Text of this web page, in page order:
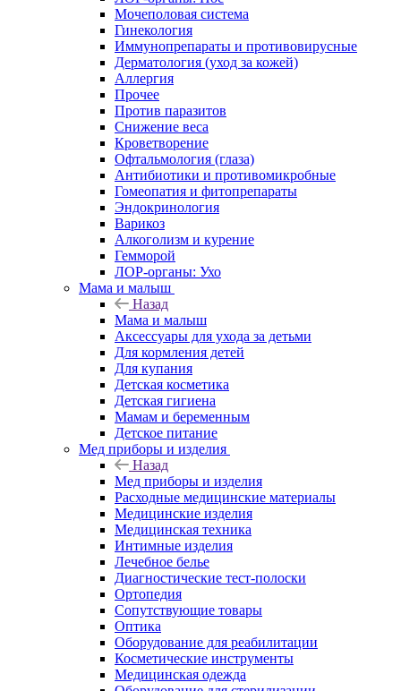
Мочеполовая система
Гинекология
Иммунопрепараты и противовирусные
Дерматология (уход за кожей)
Аллергия
Прочее
Против паразитов
Снижение веса
Кроветворение
Офтальмология (глаза)
Антибиотики и противомикробные
Гомеопатия и фитопрепараты
Эндокринология
Варикоз
Алкоголизм и курение
Гемморой
ЛОР-органы: Ухо
Мама и малыш
Назад
Мама и малыш
Аксессуары для ухода за детьми
Для кормления детей
Для купания
Детская косметика
Детская гигиена
Мамам и беременным
Детское питание
Мед приборы и изделия
Назад
Мед приборы и изделия
Расходные медицинские материалы
Медицинские изделия
Медицинская техника
Интимные изделия
Лечебное белье
Диагностические тест-полоски
Ортопедия
Сопутствующие товары
Оптика
Оборудование для реабилитации
Косметические инструменты
Медицинская одежда